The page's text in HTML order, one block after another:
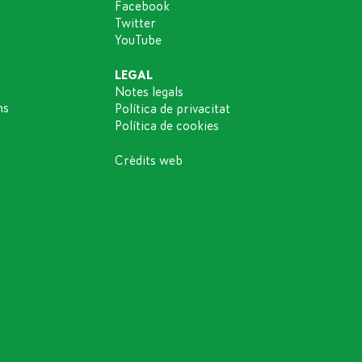
Facebook
Twitter
YouTube
LEGAL
Notes legals
Política de privacitat
Política de cookies
Crèdits web